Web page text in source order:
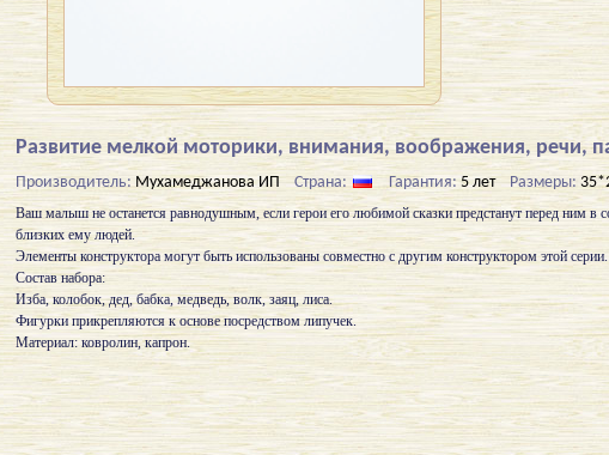
Развитие мелкой моторики, внимания, воображения, речи,
Производитель: Мухамеджанова ИП Страна: Гарантия:5 лет Размеры:
Ваш малыш не останется равнодушным, если герои его любимой сказки предстанут перед ним в
близких ему людей.
Элементы конструктора могут быть использованы совместно с другим конструктором этой серии.
Состав набора:
Изба, колобок, дед, бабка, медведь, волк, заяц, лиса.
Фигурки прикрепляются к основе посредством липучек.
Материал: ковролин, капрон.